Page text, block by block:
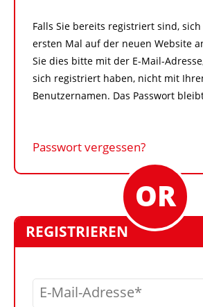
Falls Sie bereits registriert sind,
ersten Mal auf der neuen Website
Sie dies bitte mit der E-Mail-
sich registriert haben, nicht mit
Benutzernamen. Das Passwort
Passwort vergessen?
REGISTRIEREN
E-Mail-Adresse